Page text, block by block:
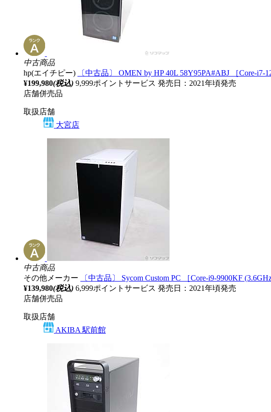
中古商品
hp(エイチピー)
〔中古品〕 OMEN by HP 40L 58Y95PA#ABJ ［Core-i7-
¥199,980(税込) 9,999ポイントサービス 発売日：2021年頃発売
店舗併売品
取扱店舗
大宮店
中古商品
その他メーカー
〔中古品〕 Sycom Custom PC ［Core-i9-9900KF
¥139,980(税込) 6,999ポイントサービス 発売日：2021年頃発売
店舗併売品
取扱店舗
AKIBA 駅前館